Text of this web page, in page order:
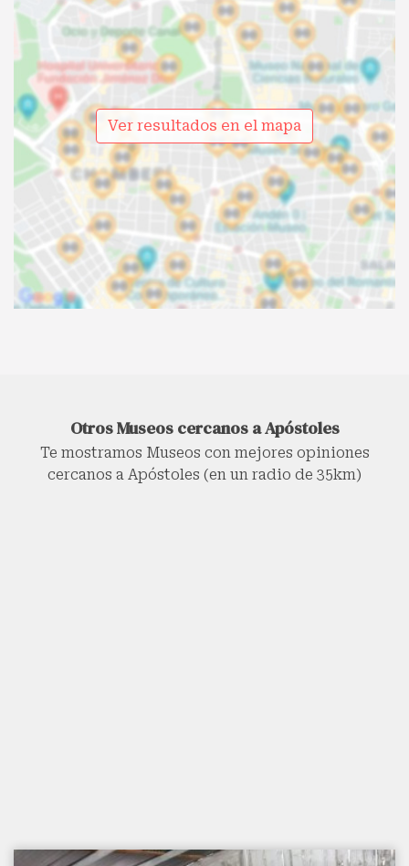
Ver resultados en el mapa
Otros Museos cercanos a Apóstoles
Te mostramos Museos con mejores opiniones
cercanos a Apóstoles (en un radio de 35km)